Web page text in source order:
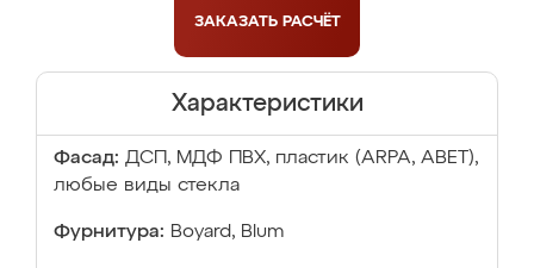
ЗАКАЗАТЬ РАСЧЁТ
Характеристики
Фасад: ДСП, МДФ ПВХ, пластик (ARPA, ABET),
любые виды стекла
Фурнитура: Boyard, Blum